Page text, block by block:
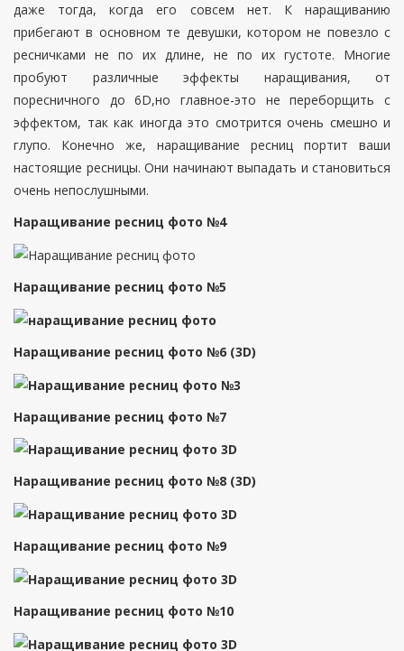
даже тогда, когда его совсем нет. К наращиванию
прибегают в основном те девушки, котором не повезло с
ресничками не по их длине, не по их густоте. Многие
пробуют различные эффекты наращивания, от
поресничного до 6D,но главное-это не переборщить с
эффектом, так как иногда это смотрится очень смешно и
глупо. Конечно же, наращивание ресниц портит ваши
настоящие ресницы. Они начинают выпадать и становиться
очень непослушными.
Наращивание ресниц фото №4
Наращивание ресниц фото №5
Наращивание ресниц фото №6 (3D)
Наращивание ресниц фото №7
Наращивание ресниц фото №8 (3D)
Наращивание ресниц фото №9
Наращивание ресниц фото №10